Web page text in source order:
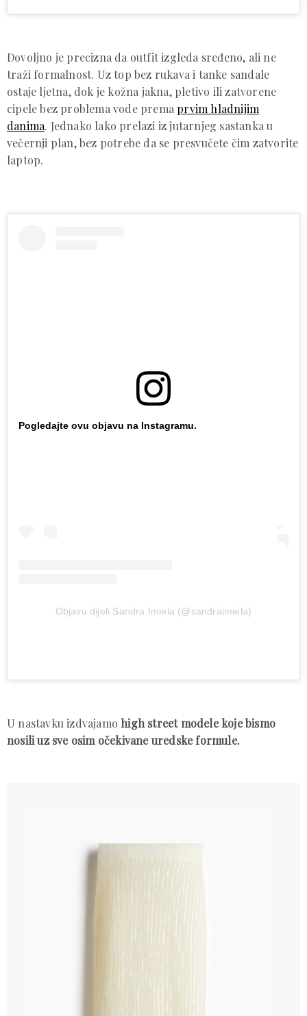
Dovoljno je precizna da outfit izgleda sređeno, ali ne
traži formalnost. Uz top bez rukava i tanke sandale
ostaje ljetna, dok je kožna jakna, pletivo ili zatvorene
cipele bez problema vode prema prvim hladnijim
danima. Jednako lako prelazi iz jutarnjeg sastanka u
večernji plan, bez potrebe da se presvučete čim zatvorite
laptop.
Pogledajte ovu objavu na Instagramu.
Objavu dijeli Sandra Imiela (@sandraimiela)
U nastavku izdvajamo high street modele koje bismo
nosili uz sve osim očekivane uredske formule.